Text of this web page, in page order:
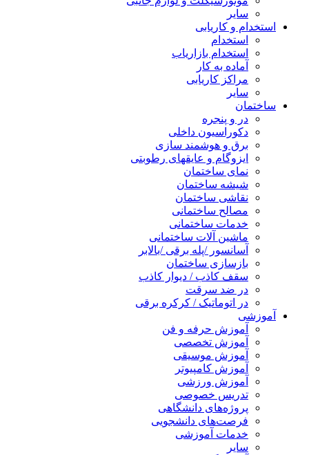
سایر
استخدام و کاریابی
استخدام
استخدام بازاریاب
آماده به کار
مراکز کاریابی
سایر
ساختمان
در و پنجره
دکوراسیون داخلی
برق و هوشمند سازی
ایزوگام و عایقهای رطوبتی
نمای ساختمان
شیشه ساختمان
نقاشی ساختمان
مصالح ساختمانی
خدمات ساختمانی
ماشین آلات ساختمانی
آسانسور /پله برقی /بالابر
بازسازی ساختمان
سقف کاذب / دیوار کاذب
در ضد سرقت
در اتوماتیک / کرکره برقی
آموزشی
آموزش حرفه و فن
آموزش تخصصی
آموزش موسیقی
آموزش کامپیوتر
آموزش ورزشی
تدریس خصوصی
پروژه‌های دانشگاهی
فرصت‌های دانشجویی
خدمات آموزشی
سایر